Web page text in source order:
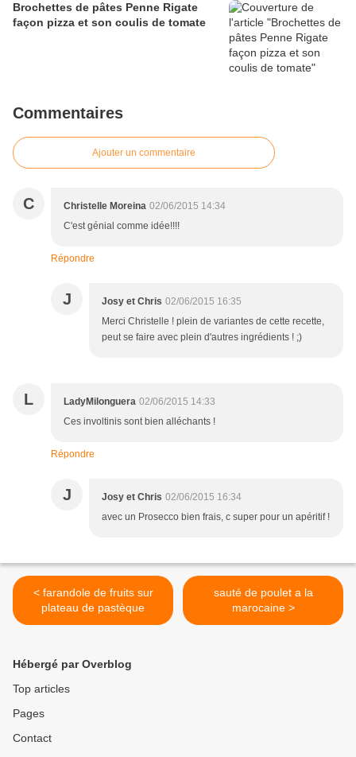
Brochettes de pâtes Penne Rigate
façon pizza et son coulis de tomate
Commentaires
Ajouter un commentaire
C Christelle Moreina 02/06/2015 14:34
C'est génial comme idée!!!!
Répondre
J Josy et Chris 02/06/2015 16:35
Merci Christelle ! plein de variantes de cette recette,
peut se faire avec plein d'autres ingrédients ! ;)
L LadyMilonguera 02/06/2015 14:33
Ces involtinis sont bien alléchants !
Répondre
J Josy et Chris 02/06/2015 16:34
avec un Prosecco bien frais, c super pour un apéritif !
< farandole de fruits sur
plateau de pastèque
sauté de poulet a la
marocaine >
Hébergé par Overblog
Top articles
Pages
Contact